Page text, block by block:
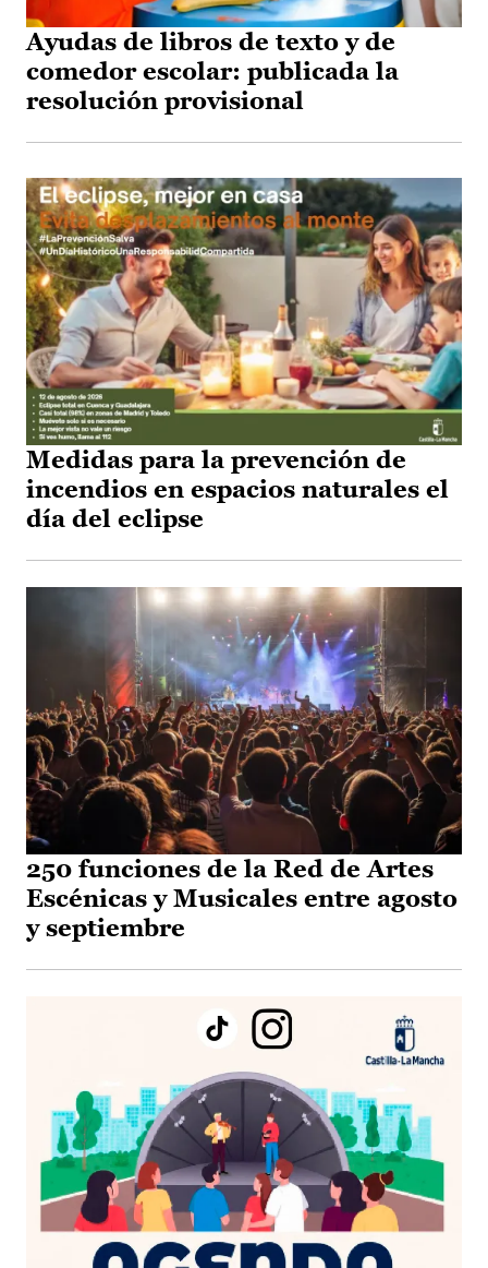
Ayudas de libros de texto y de
comedor escolar: publicada la
resolución provisional
Medidas para la prevención de
incendios en espacios naturales el
día del eclipse
250 funciones de la Red de Artes
Escénicas y Musicales entre agosto
y septiembre